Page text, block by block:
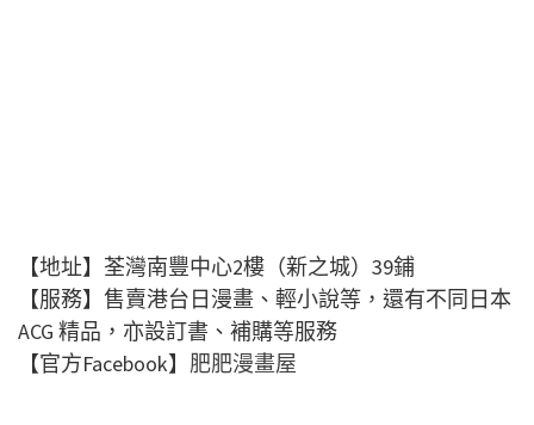
【地址】荃灣南豐中心2樓（新之城）39鋪
【服務】售賣港台日漫畫、輕小說等，還有不同日本
ACG 精品，亦設訂書、補購等服務
【官方Facebook】 肥肥漫畫屋